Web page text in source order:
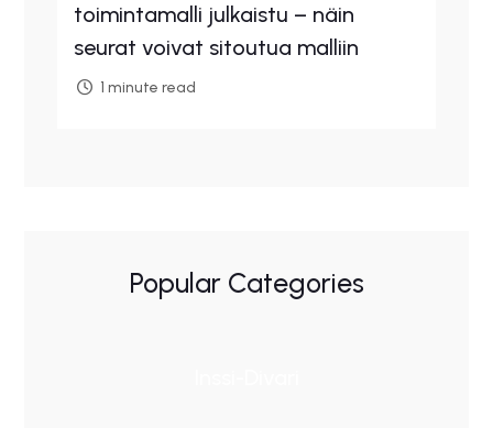
toimintamalli julkaistu – näin
seurat voivat sitoutua malliin
1 minute read
Popular Categories